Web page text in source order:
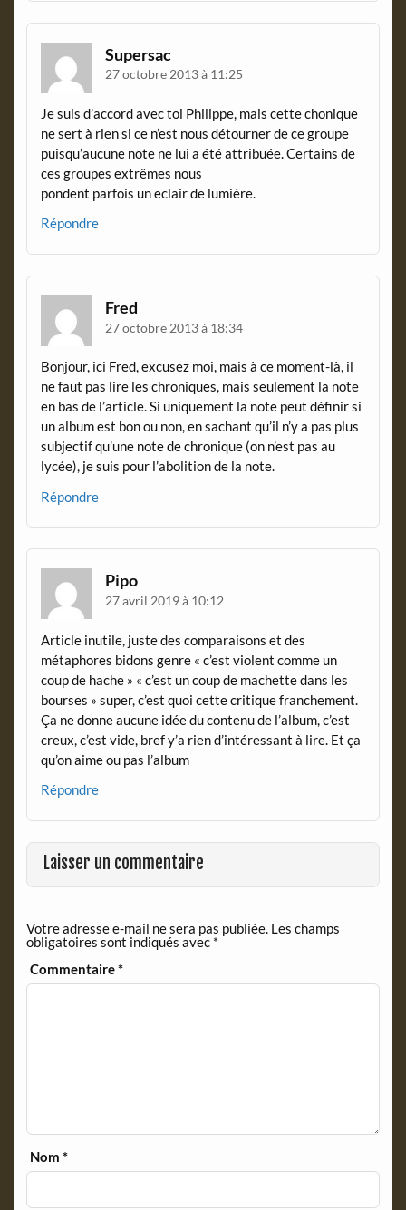
Supersac
27 octobre 2013 à 11:25
Je suis d’accord avec toi Philippe, mais cette chonique
ne sert à rien si ce n’est nous détourner de ce groupe
puisqu’aucune note ne lui a été attribuée. Certains de
ces groupes extrêmes nous
pondent parfois un eclair de lumière.
Répondre
Fred
27 octobre 2013 à 18:34
Bonjour, ici Fred, excusez moi, mais à ce moment-là, il
ne faut pas lire les chroniques, mais seulement la note
en bas de l’article. Si uniquement la note peut définir si
un album est bon ou non, en sachant qu’il n’y a pas plus
subjectif qu’une note de chronique (on n’est pas au
lycée), je suis pour l’abolition de la note.
Répondre
Pipo
27 avril 2019 à 10:12
Article inutile, juste des comparaisons et des
métaphores bidons genre « c’est violent comme un
coup de hache » « c’est un coup de machette dans les
bourses » super, c’est quoi cette critique franchement.
Ça ne donne aucune idée du contenu de l’album, c’est
creux, c’est vide, bref y’a rien d’intéressant à lire. Et ça
qu’on aime ou pas l’album
Répondre
Laisser un commentaire
Votre adresse e-mail ne sera pas publiée. Les champs
obligatoires sont indiqués avec *
Commentaire*
Nom*